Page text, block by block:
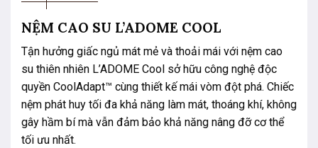
NỆM CAO SU L’ADOME COOL
Tận hưởng giấc ngủ mát mẻ và thoải mái với nệm cao
su thiên nhiên L’ADOME Cool sở hữu công nghệ độc
quyền CoolAdapt™ cùng thiết kế mái vòm đột phá. Chiếc
nệm phát huy tối đa khả năng làm mát, thoáng khí, không
gây hầm bí mà vẫn đảm bảo khả năng nâng đỡ cơ thể
tối ưu nhất.